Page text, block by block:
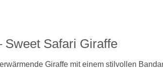
Sweet Safari Giraffe
Giraffe mit einem stilvollen